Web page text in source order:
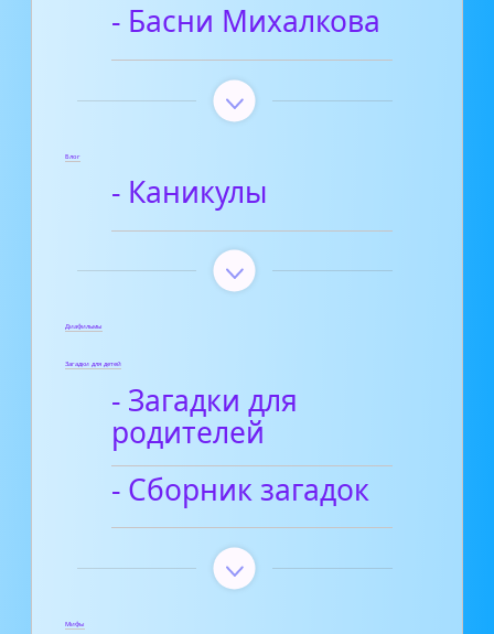
- Басни Михалкова
Блог
- Каникулы
Диафильмы
Загадки для детей
- Загадки для
родителей
- Сборник загадок
Мифы